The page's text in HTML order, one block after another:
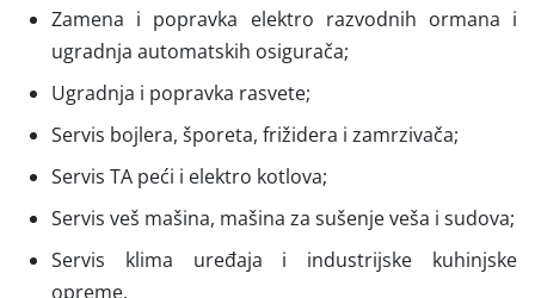
Zamena i popravka elektro razvodnih ormana i
ugradnja automatskih osigurača;
Ugradnja i popravka rasvete;
Servis bojlera, šporeta, frižidera i zamrzivača;
Servis TA peći i elektro kotlova;
Servis veš mašina, mašina za sušenje veša i sudova;
Servis klima uređaja i industrijske kuhinjske
opreme.